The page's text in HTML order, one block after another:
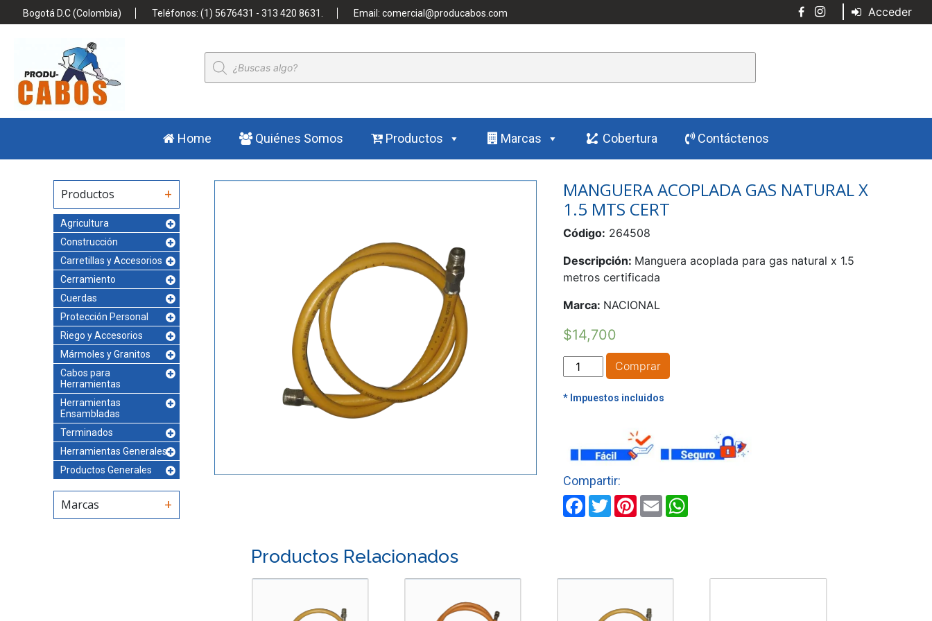
Bogotá D.C (Colombia) Teléfonos: (1) 5676431 - 313 420 8631. Email: comercial@producabos.com Acceder
Búsqueda
de
productos
Home Quiénes Somos Productos Marcas Cobertura Contáctenos
Productos
Agricultura
Construcción
Carretillas y Accesorios
Cerramiento
Cuerdas
Protección Personal
Riego y Accesorios
Mármoles y Granitos
Cabos para
Herramientas
Herramientas
Ensambladas
Terminados
Herramientas Generales
Productos Generales
Marcas
MANGUERA ACOPLADA GAS NATURAL X
1.5 MTS CERT
Código: 264508
Descripción: Manguera acoplada para gas natural x 1.5
metros certificada
Marca: NACIONAL
$14,700
MANGUERA
ACOPLADA
GAS
1.5
MTS
CERT
cantidad
Comprar
Facebook
TwitterPinterest
Email
Productos Relacionados